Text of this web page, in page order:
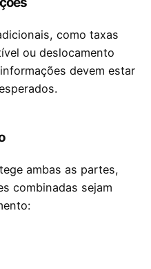
como taxas
ou deslocamento
devem estar
ambas as partes,
combinadas sejam